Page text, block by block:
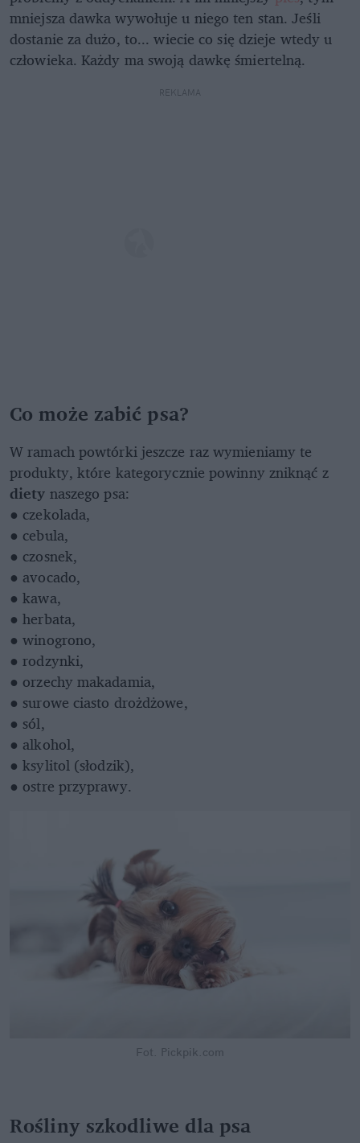
mniejsza dawka wywołuje u niego ten stan. Jeśli
dostanie za dużo, to... wiecie co się dzieje wtedy u
człowieka. Każdy ma swoją dawkę śmiertelną.
REKLAMA
Co może zabić psa?
W ramach powtórki jeszcze raz wymieniamy te
produkty, które kategorycznie powinny zniknąć z
diety naszego psa:
● czekolada,
● cebula,
● czosnek,
● avocado,
● kawa,
● herbata,
● winogrono,
● rodzynki,
● orzechy makadamia,
● surowe ciasto drożdżowe,
● sól,
● alkohol,
● ksylitol (słodzik),
● ostre przyprawy.
Fot. Pickpik.com
Rośliny szkodliwe dla psa